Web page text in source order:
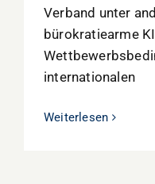
Verband unter
bürokratiearme
internationalen
Weiterlesen